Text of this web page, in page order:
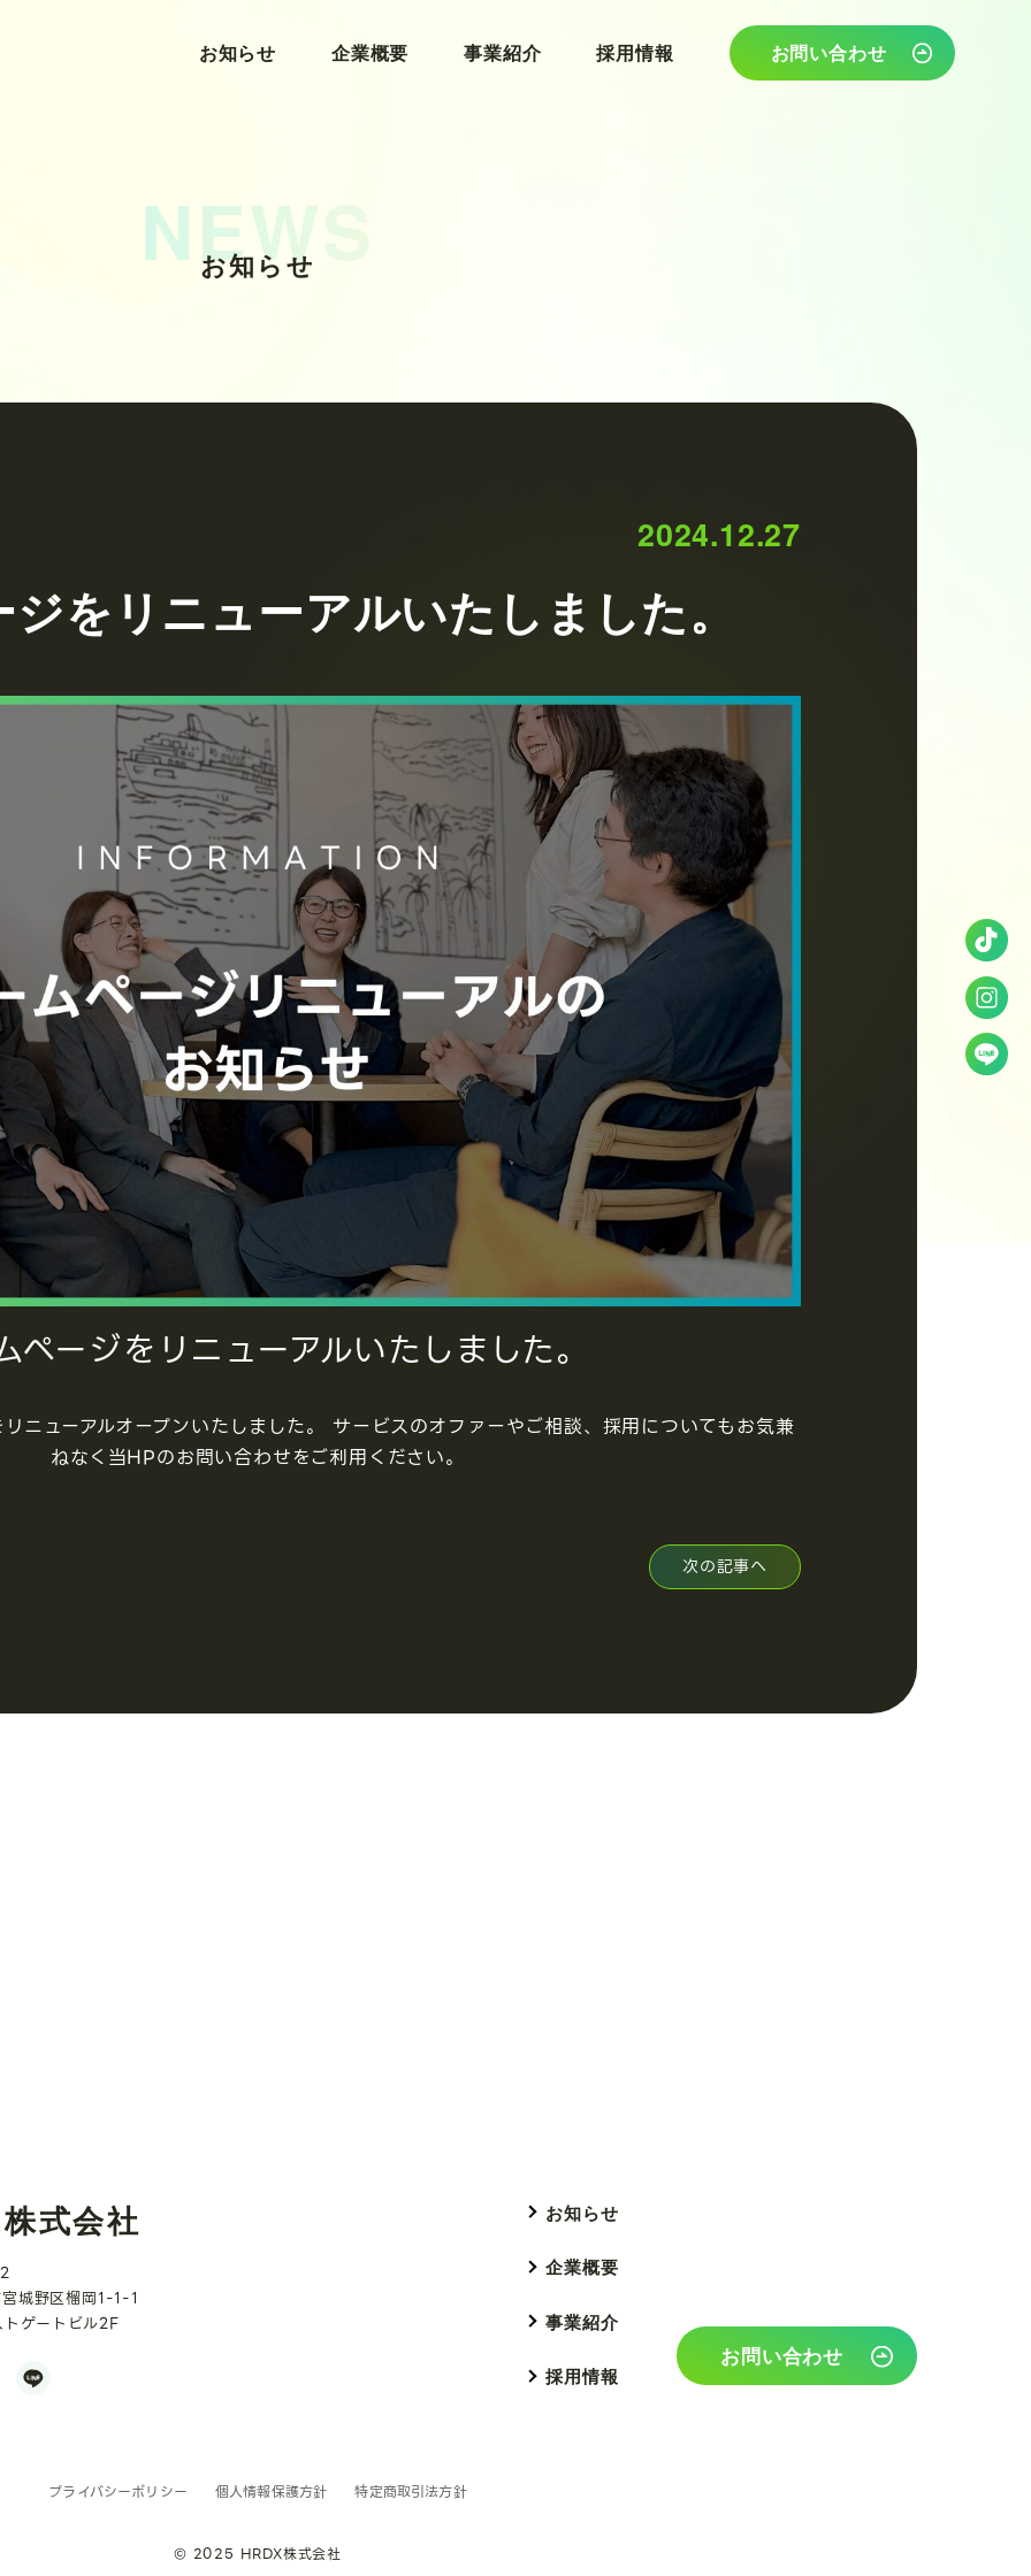
お知らせ 企業概要 事業紹介 採用情報 お問い合わせ
お知らせ 企業概要 事業紹介 採用情報 お問い合わせ
お知らせ
2024.12.27
をリニューアルいたしました。
ページをリニューアルいたしました。
ニューアルオープンいたしました。 サービスのオファーやご相談、採用についてもお気兼
ねなく当HPのお問い合わせをご利用ください。
次の記事へ
式会社
城野区榴岡1-1-1
ゲートビル2F
お知らせ
企業概要
事業紹介
採用情報
お問い合わせ
プライバシーポリシー 個人情報保護方針 特定商取引法方針
© 2025 HRDX株式会社